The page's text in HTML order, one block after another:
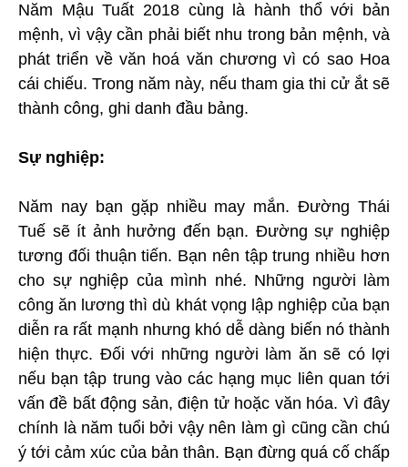
Năm Mậu Tuất 2018 cùng là hành thổ với bản
mệnh, vì vậy cần phải biết nhu trong bản mệnh, và
phát triển về văn hoá văn chương vì có sao Hoa
cái chiếu. Trong năm này, nếu tham gia thi cử ắt sẽ
thành công, ghi danh đầu bảng.
Sự nghiệp:
Năm nay bạn gặp nhiều may mắn. Đường Thái
Tuế sẽ ít ảnh hưởng đến bạn. Đường sự nghiệp
tương đối thuận tiến. Bạn nên tập trung nhiều hơn
cho sự nghiệp của mình nhé. Những người làm
công ăn lương thì dù khát vọng lập nghiệp của bạn
diễn ra rất mạnh nhưng khó dễ dàng biến nó thành
hiện thực. Đối với những người làm ăn sẽ có lợi
nếu bạn tập trung vào các hạng mục liên quan tới
vấn đề bất động sản, điện tử hoặc văn hóa. Vì đây
chính là năm tuổi bởi vậy nên làm gì cũng cần chú
ý tới cảm xúc của bản thân. Bạn đừng quá cố chấp